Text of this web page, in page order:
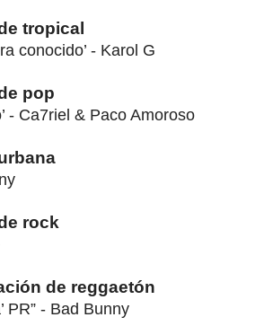
tropical
conocido’ - Karol G
pop
- Ca7riel & Paco Amoroso
rock
de reggaetón
PR” - Bad Bunny